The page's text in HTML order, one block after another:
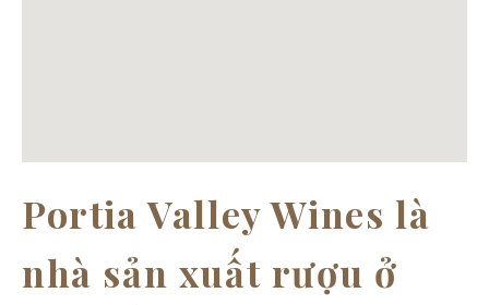
Portia Valley Wines là
nhà sản xuất rượu ở